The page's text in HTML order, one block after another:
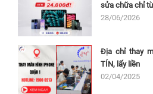
sửa chữa chỉ
28/06/2026
Địa chỉ thay
TÍN, lấy liền
02/04/2025